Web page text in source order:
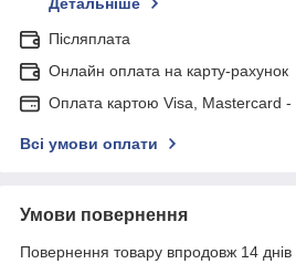
Детальніше
Післяплата
Онлайн оплата на карту-рахунок
Оплата картою Visa, Mastercard -
Всі умови оплати
Умови повернення
Повернення товару впродовж 14 днів